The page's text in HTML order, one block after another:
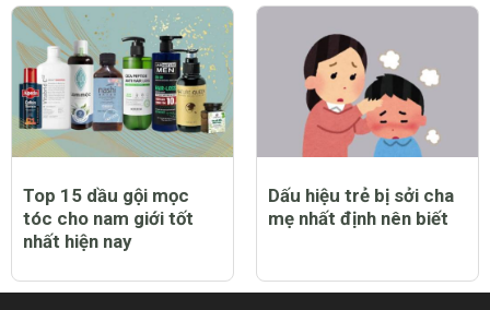
Top 15 dầu gội mọc
tóc cho nam giới tốt
nhất hiện nay
Dấu hiệu trẻ bị sởi cha
mẹ nhất định nên biết